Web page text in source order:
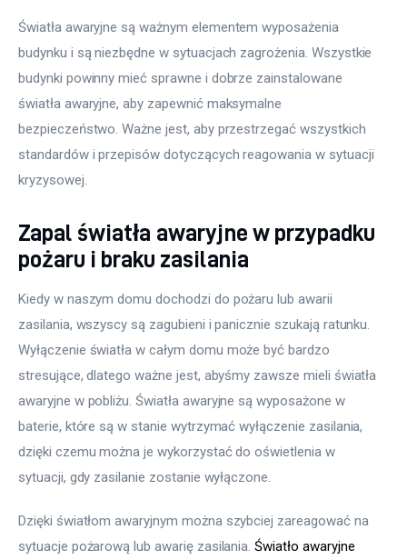
Światła awaryjne są ważnym elementem wyposażenia
budynku i są niezbędne w sytuacjach zagrożenia. Wszystkie
budynki powinny mieć sprawne i dobrze zainstalowane
światła awaryjne, aby zapewnić maksymalne
bezpieczeństwo. Ważne jest, aby przestrzegać wszystkich
standardów i przepisów dotyczących reagowania w sytuacji
kryzysowej.
Zapal światła awaryjne w przypadku
pożaru i braku zasilania
Kiedy w naszym domu dochodzi do pożaru lub awarii
zasilania, wszyscy są zagubieni i panicznie szukają ratunku.
Wyłączenie światła w całym domu może być bardzo
stresujące, dlatego ważne jest, abyśmy zawsze mieli światła
awaryjne w pobliżu. Światła awaryjne są wyposażone w
baterie, które są w stanie wytrzymać wyłączenie zasilania,
dzięki czemu można je wykorzystać do oświetlenia w
sytuacji, gdy zasilanie zostanie wyłączone.
Dzięki światłom awaryjnym można szybciej zareagować na
sytuacje pożarową lub awarię zasilania. Światło awaryjne